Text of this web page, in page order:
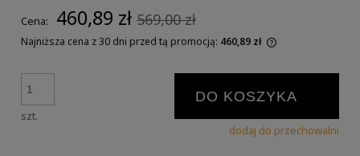
Cena: 460,89 zł 569,00 zł
Najniższa cena z 30 dni przed tą promocją: 460,89 zł
szt.
DO KOSZYKA
dodaj do przechowalni